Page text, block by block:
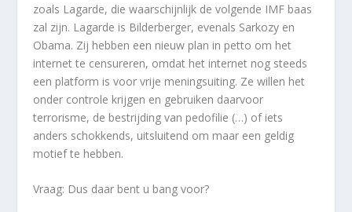
zoals Lagarde, die waarschijnlijk de volgende IMF baas
zal zijn. Lagarde is Bilderberger, evenals Sarkozy en
Obama. Zij hebben een nieuw plan in petto om het
internet te censureren, omdat het internet nog steeds
een platform is voor vrije meningsuiting. Ze willen het
onder controle krijgen en gebruiken daarvoor
terrorisme, de bestrijding van pedofilie (…) of iets
anders schokkends, uitsluitend om maar een geldig
motief te hebben.
Vraag: Dus daar bent u bang voor?